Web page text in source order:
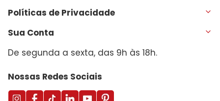
Políticas de Privacidade
Sua Conta
De segunda a sexta, das 9h às 18h.
Nossas Redes Sociais